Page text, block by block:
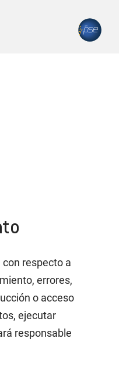
respecto a
errores,
o acceso
ejecutar
responsable